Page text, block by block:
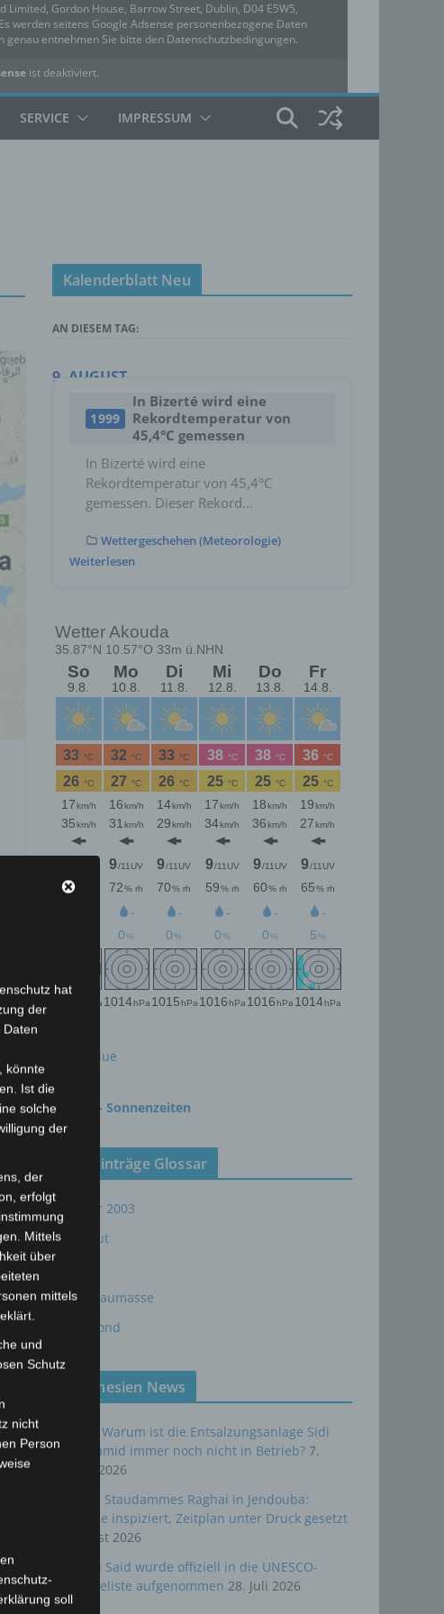
Limited, Gordon House, Barrow Street, Dublin, D04 E5W5,
werden seitens Google Adsense personenbezogene Daten
entnehmen Sie bitte den Datenschutzbedingungen.
ist deaktiviert.
Datenschutzbedingungen
SERVICE IMPRESSUM
Kalenderblatt Neu
AN DIESEM TAG:
9. AUGUST
1999
In Bizerté wird eine
Rekordtemperatur von
45,4°C gemessen
In Bizerté wird eine
Rekordtemperatur von 45,4°C
gemessen. Dieser Rekord…
Wettergeschehen (Meteorologie)
Weiterlesen
meteoblue
time.is - Sonnenzeiten
Neueinträge Glossar
Sommer 2003
Sturmflut
24P/Schaumasse
Wolfsmond
Tunesien News
Sousse: Warum ist die Entsalzungsanlage Sidi
Abdelhamid immer noch nicht in Betrieb? 7.
August 2026
Bau des Staudammes Raghai in Jendouba:
Baustelle inspiziert, Zeitplan unter Druck gesetzt
2. August 2026
Sidi Bou Said wurde offiziell in die UNESCO-
Welterbeliste aufgenommen 28. Juli 2026
hat
der
könnte
Ist die
solche
der
der
erfolgt
Mittels
über
mittels
und
Schutz
nicht
Person
soll